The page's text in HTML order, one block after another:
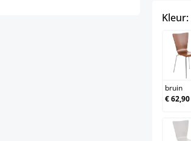
Kleur:
bruin
€ 62,90